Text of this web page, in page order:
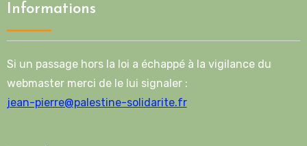
Informations
Si un passage hors la loi a échappé à la vigilance du
webmaster merci de le lui signaler :
jean-pierre@palestine-solidarite.fr